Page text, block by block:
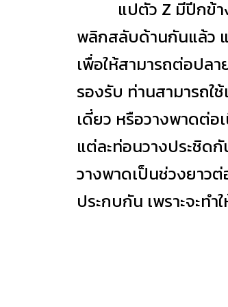
แปตัว Z มีปีกข้
พลิกสลับด้านกันแล้ว
เพื่อให้สามารถต่อปล
รองรับ ท่านสามารถใ
เดี่ยว หรือวางพาดต่อ
แต่ละท่อนวางประชิด
วางพาดเป็นช่วงยาว
ประกบกัน เพราะจะท